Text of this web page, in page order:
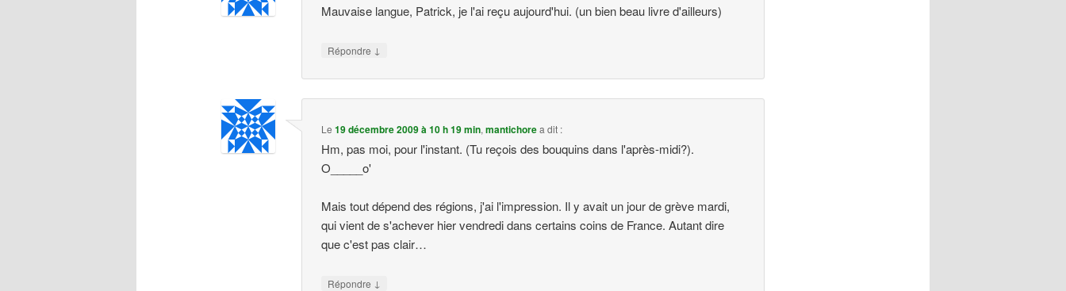
Mauvaise langue, Patrick, je l'ai reçu aujourd'hui. (un bien beau livre d'ailleurs)
Répondre ↓
Le19 décembre 2009 à 10 h 19 min,mantichorea dit :
Hm, pas moi, pour l'instant. (Tu reçois des bouquins dans l'après-midi?).
O_____o'
Mais tout dépend des régions, j'ai l'impression. Il y avait un jour de grève mardi,
qui vient de s'achever hier vendredi dans certains coins de France. Autant dire
que c'est pas clair…
Répondre ↓